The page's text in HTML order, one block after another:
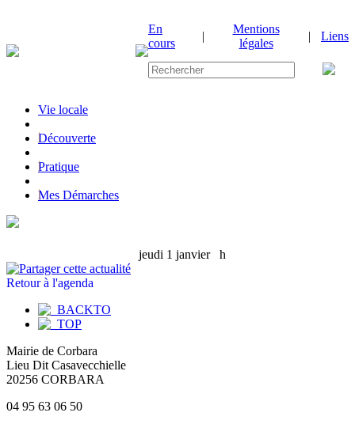
En
cours
|
Mentions
légales
| Liens
Vie locale
|Découverte
|Pratique
|Mes Démarches
jeudi 1 janvierh
Retour à l'agenda
Mairie de Corbara
Lieu Dit Casavecchielle
20256 CORBARA
04 95 63 06 50